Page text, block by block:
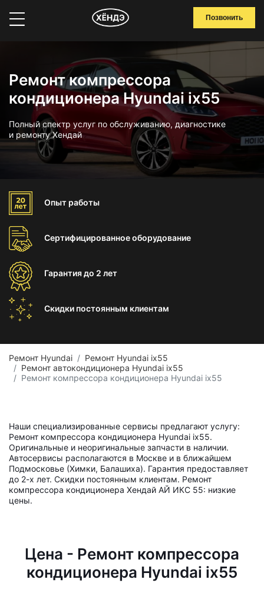
Позвонить
Ремонт компрессора
кондиционера Hyundai ix55
Полный спектр услуг по обслуживанию, диагностике
и ремонту Хендай
Опыт работы
Сертифицированноеоборудование
Гарантиядо 2 лет
Скидки постоянным клиентам
Ремонт Hyundai
Ремонт Hyundai ix55
Ремонт автокондиционера Hyundai ix55
Ремонт компрессора кондиционера Hyundai ix55
Наши специализированные сервисы предлагают услугу:
Ремонт компрессора кондиционера Hyundai ix55.
Оригинальные и неоригинальные запчасти в наличии.
Автосервисы располагаются в Москве и в ближайшем
Подмосковье (Химки, Балашиха). Гарантия предоставляет
до 2-х лет. Скидки постоянным клиентам. Ремонт
компрессора кондиционера Хендай АЙ ИКС 55: низкие
цены.
Цена - Ремонт компрессора
кондиционера Hyundai ix55